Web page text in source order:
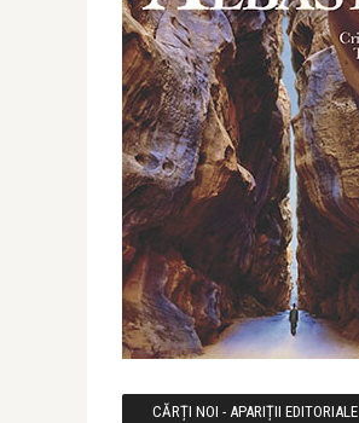
CĂRȚI NOI - APARIȚII EDITORIALE